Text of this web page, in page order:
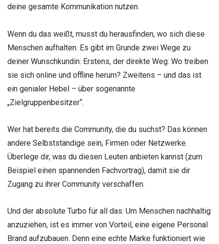
deine gesamte Kommunikation nutzen.
Wenn du das weißt, musst du herausfinden, wo sich diese
Menschen aufhalten. Es gibt im Grunde zwei Wege zu
deiner Wunschkundin: Erstens, der direkte Weg: Wo treiben
sie sich online und offline herum? Zweitens – und das ist
ein genialer Hebel – über sogenannte
„Zielgruppenbesitzer“.
Wer hat bereits die Community, die du suchst? Das können
andere Selbstständige sein, Firmen oder Netzwerke.
Überlege dir, was du diesen Leuten anbieten kannst (zum
Beispiel einen spannenden Fachvortrag), damit sie dir
Zugang zu ihrer Community verschaffen.
Und der absolute Turbo für all das: Um Menschen nachhaltig
anzuziehen, ist es immer von Vorteil, eine eigene Personal
Brand aufzubauen. Denn eine echte Marke funktioniert wie